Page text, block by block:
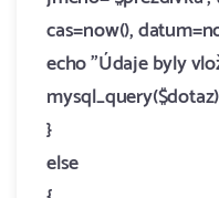
cas=now(),
echo "Údaje byly
}
else